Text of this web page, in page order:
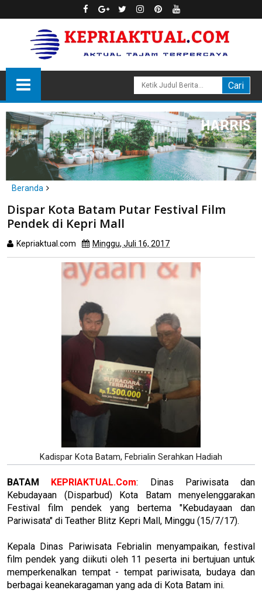
Beranda
Batam
Dispar Kota Batam Putar Festival Film Pendek di Kepri Mall
Dispar Kota Batam Putar Festival Film
Pendek di Kepri Mall
Kepriaktual.com Minggu, Juli 16, 2017
Kadispar Kota Batam, Febrialin Serahkan Hadiah
BATAM KEPRIAKTUAL.Com: Dinas Pariwisata dan
Kebudayaan (Disparbud) Kota Batam menyelenggarakan
Festival film pendek yang bertema "Kebudayaan dan
Pariwisata" di Teather Blitz Kepri Mall, Minggu (15/7/17).
Kepala Dinas Pariwisata Febrialin menyampaikan, festival
film pendek yang diikuti oleh 11 peserta ini bertujuan untuk
memperkenalkan tempat - tempat pariwisata, budaya dan
berbagai keanekaragaman yang ada di Kota Batam ini.